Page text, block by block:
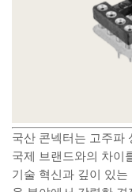
국산 콘넥터는 고주파
국제 브랜드와의 차이
기술 혁신과 깊이 있